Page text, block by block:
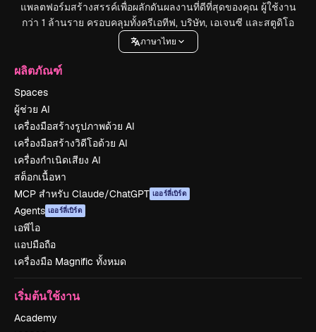
แพลตฟอร์มสร้างสรรค์เพื่อผลักดันผลงานที่ดีที่สุดของคุณ ผู้ใช้งาน
กว่า 1 ล้านราย ครอบคลุมทั้งครีเอทีฟ, บริษัท, เอเจนซี และสตูดิโอ
ภาษาไทย
ผลิตภัณฑ์
Spaces
ผู้ช่วย AI
เครื่องมือสร้างรูปภาพด้วย AI
เครื่องมือสร้างวิดีโอด้วย AI
เครื่องกำเนิดเสียง AI
สต็อกเนื้อหา
MCP สำหรับ Claude/ChatGPT เออร์ลี่เบิร์ด
Agents เออร์ลี่เบิร์ด
เอพีไอ
แอปมือถือ
เครื่องมือ Magnific ทั้งหมด
เริ่มต้นใช้งาน
Academy